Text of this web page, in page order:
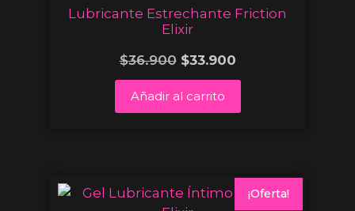
Lubricante Estrechante Friction
Elixir
$36.900 $33.900
Añadir al carrito
¡Oferta!